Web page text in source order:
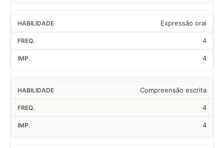
Expressão oral
4
4
Compreensão escrita
4
4